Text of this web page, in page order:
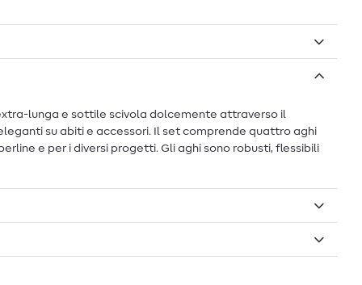
lunga e sottile scivola dolcemente attraverso il
su abiti e accessori. Il set comprende quattro aghi
e per i diversi progetti. Gli aghi sono robusti, flessibili